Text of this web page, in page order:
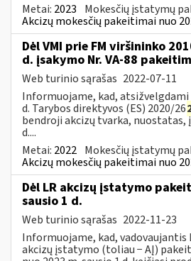
Metai: 2023 Mokesčių įstatymų
Akcizų mokesčių pakeitimai nuo
Dėl VMI prie FM viršininko
d. įsakymo Nr. VA-88
Web turinio sąrašas 2022-07-11
Informuojame, kad, atsižvelgdami
d. Tarybos direktyvos (ES) 2020/26
bendroji akcizų tvarka, nuostatas,
d....
Metai: 2022 Mokesčių įstatymų
Akcizų mokesčių pakeitimai nuo
Dėl LR akcizų įstatymo
sausio 1 d.
Web turinio sąrašas 2022-11-23
Informuojame, kad, vadovaujantis
akcizų įstatymo (toliau − AĮ)